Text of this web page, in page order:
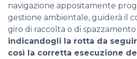
navigazione appositamente
gestione ambientale, guiderà il
giro di raccolta o di
indicandogli la rotta da
così la corretta esecuzione